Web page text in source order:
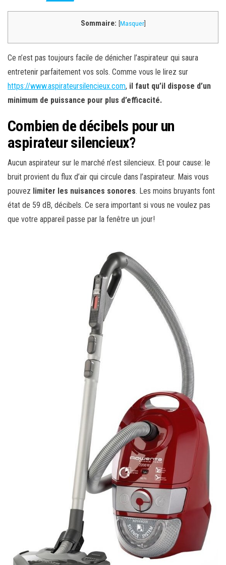
Sommaire: [Masquer]
Ce n’est pas toujours facile de dénicher l’aspirateur qui saura
entretenir parfaitement vos sols. Comme vous le lirez sur
https://www.aspirateursilencieux.com, il faut qu’il dispose d’un
minimum de puissance pour plus d’efficacité.
Combien de décibels pour un
aspirateur silencieux?
Aucun aspirateur sur le marché n’est silencieux. Et pour cause: le
bruit provient du flux d’air qui circule dans l’aspirateur. Mais vous
pouvez limiter les nuisances sonores. Les moins bruyants font
état de 59 dB, décibels. Ce sera important si vous ne voulez pas
que votre appareil passe par la fenêtre un jour!